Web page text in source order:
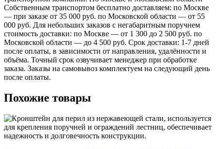
Собственным транспортом бесплатно доставляем: по Москве
— при заказе от 35 000 руб. по Московской области — от 55
000 руб. Для небольших заказов с негабаритным поручнем
стоимость доставки: по Москве — от 1 300 до 2 500 руб. по
Московской области — до 4 500 руб. Срок доставки: 1-7 дней
после оплаты, в зависимости от направления, удалённости и
объёма. Точный срок озвучивает менеджер при обработке
заказа. Заказы на самовывоз комплектуем на следующий день
после оплаты.
Похожие товары